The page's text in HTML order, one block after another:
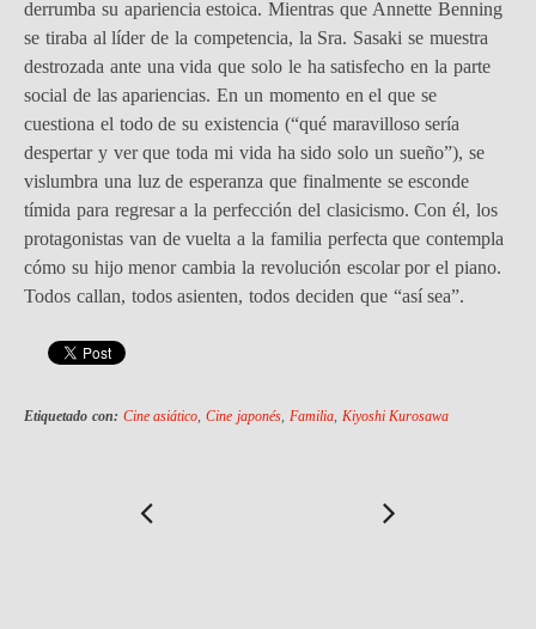
derrumba su apariencia estoica. Mientras que Annette Benning
se tiraba al líder de la competencia, la Sra. Sasaki se muestra
destrozada ante una vida que solo le ha satisfecho en la parte
social de las apariencias. En un momento en el que se
cuestiona el todo de su existencia (“qué maravilloso sería
despertar y ver que toda mi vida ha sido solo un sueño”), se
vislumbra una luz de esperanza que finalmente se esconde
tímida para regresar a la perfección del clasicismo. Con él, los
protagonistas van de vuelta a la familia perfecta que contempla
cómo su hijo menor cambia la revolución escolar por el piano.
Todos callan, todos asienten, todos deciden que “así sea”.
Etiquetado con: Cine asiático,Cine japonés, Familia, Kiyoshi Kurosawa